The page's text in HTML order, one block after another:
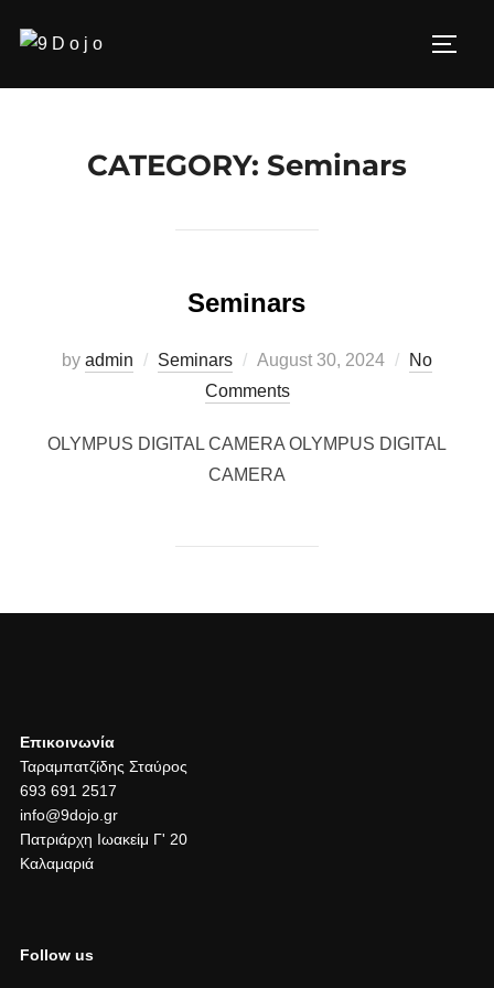
CATEGORY: Seminars
Seminars
by admin Seminars
Posted
on
August 30, 2024
No
Comments
OLYMPUS DIGITAL CAMERA OLYMPUS DIGITAL
CAMERA
Επικοινωνία
Ταραμπατζίδης Σταύρος
693 691 2517
info@9dojo.gr
Πατριάρχη Ιωακείμ Γ' 20
Καλαμαριά
Follow us